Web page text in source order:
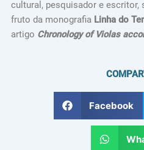
cultural, pesquisador e escritor,
fruto da monografia Linha do
artigo Chronology of Violas
Facebook